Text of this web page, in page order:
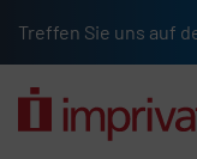
Treffen Sie uns auf